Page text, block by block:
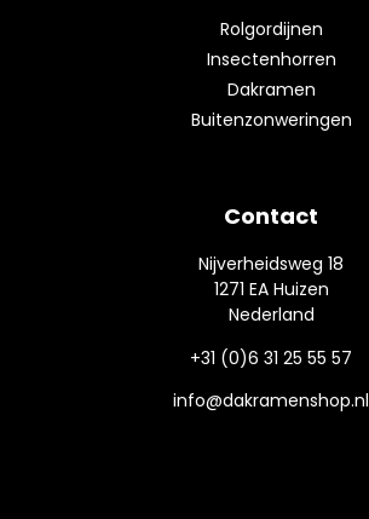
Rolgordijnen
Insectenhorren
Dakramen
Buitenzonweringen
Contact
Nijverheidsweg 18
1271 EA Huizen
Nederland
+31 (0)6 31 25 55 57
info@dakramenshop.nl